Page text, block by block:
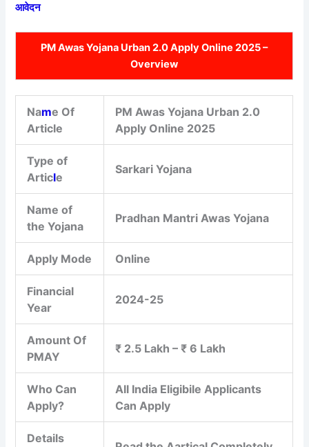
आवेदन
PM Awas Yojana Urban 2.0 Apply Online 2025 –
Overview
Name Of
Article
PM Awas Yojana Urban 2.0
Apply Online 2025
Type of
Article
Sarkari Yojana
Name of
the Yojana
Pradhan Mantri Awas Yojana
Apply Mode Online
Financial
Year
2024-25
Amount Of
PMAY
₹ 2.5 Lakh – ₹ 6 Lakh
Who Can
Apply?
All India Eligibile Applicants
Can Apply
Details